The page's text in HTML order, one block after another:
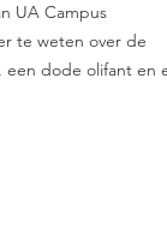
UA Campus
te weten over de
een dode olifant en